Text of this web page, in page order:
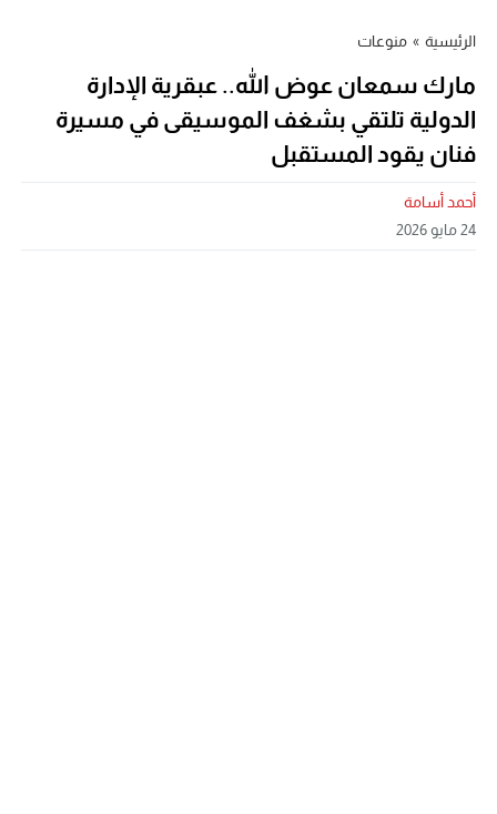
الرئيسية » منوعات
مارك سمعان عوض الله.. عبقرية الإدارة
الدولية تلتقي بشغف الموسيقى في مسيرة
فنان يقود المستقبل
أحمد أسامة
24 مايو 2026